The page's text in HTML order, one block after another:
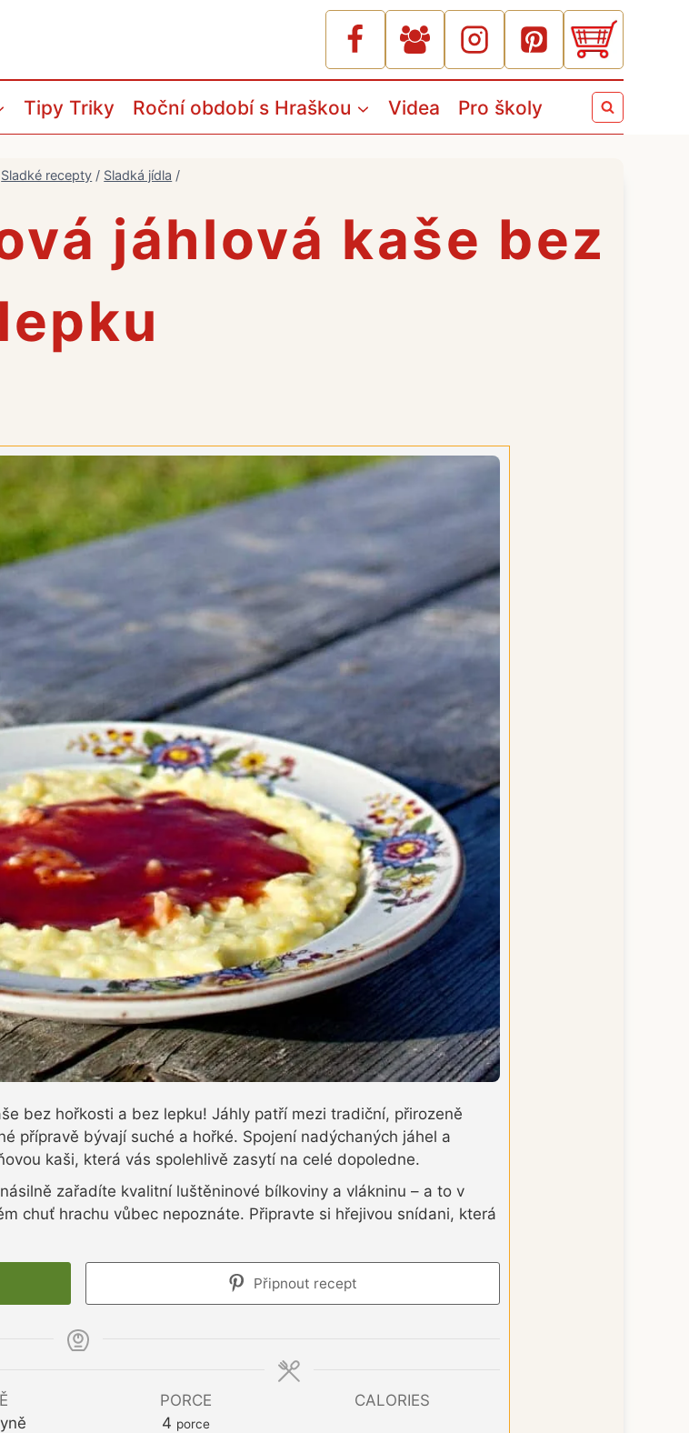
Tipy Triky Roční období s Hraškou Videa Pro školy
Sladké recepty / Sladká jídla /
jáhlová kaše bez
lepku
bez hořkosti a bez lepku! Jáhly patří mezi tradiční, přirozeně
přípravě bývají suché a hořké. Spojení nadýchaných jáhel a
kaši, která vás spolehlivě zasytí na celé dopoledne.
zařadíte kvalitní luštěninové bílkoviny a vlákninu – a to v
chuť hrachu vůbec nepoznáte. Připravte si hřejivou snídani, která
Připnout recept
PORCE
4 porce
CALORIES